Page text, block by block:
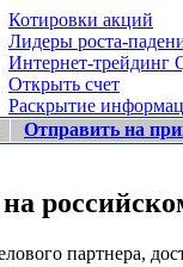
Котировки акций
Лидеры роста-
Интернет-трейдинг
Открыть счет
Раскрытие
Отправить на
партнера,